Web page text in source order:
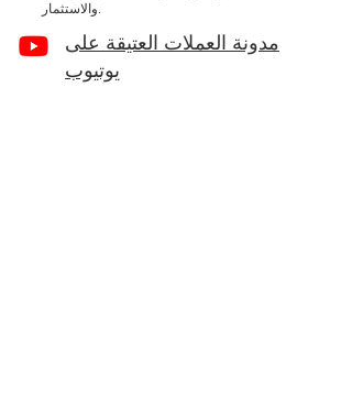
مدونة العملات العتيقة على
يوتيوب